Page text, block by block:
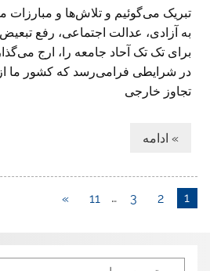
تبریک می‌گوئیم و تلاش‌ها و مبارزات
به آزادی، عدالت اجتماعی، رفع
برای تک تک آحاد جامعه را، ارج
در شرایطی فرا‌می‌رسد که کشور ما
تجاوز خارجی
» ادامه
1
2
3
…
11
»
Search